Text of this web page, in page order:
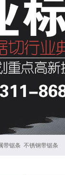
带锯条 不锈钢带锯条